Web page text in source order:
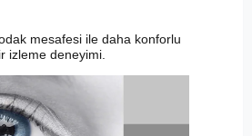
mesafesi ile daha konforlu
izleme deneyimi.